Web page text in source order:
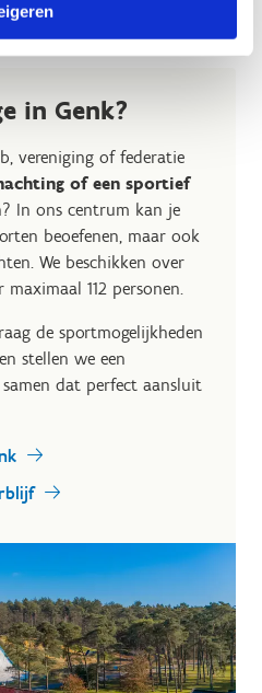
in Genk?
vereniging of federatie
of een sportief
In ons centrum kan je
beoefenen, maar ook
We beschikken over
maximaal 112 personen.
de sportmogelijkheden
stellen we een
dat perfect aansluit